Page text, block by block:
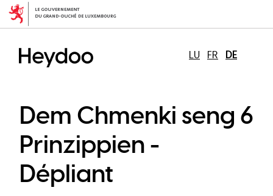
Direkt
zum
LU
FR DE
Dem Chmenki seng 6
Prinzippien -
Dépliant